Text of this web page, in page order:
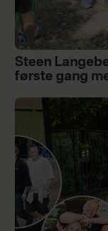
Steen
første gang